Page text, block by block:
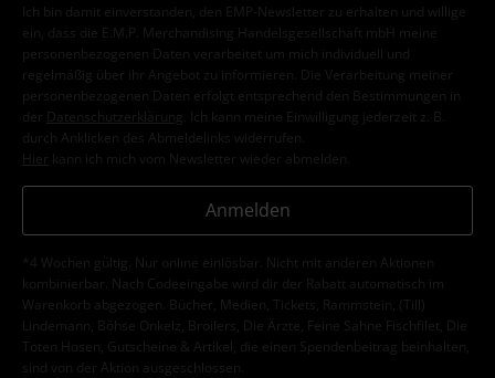
Ich bin damit einverstanden, den EMP-Newsletter zu erhalten und willige
ein, dass die E.M.P. Merchandising Handelsgesellschaft mbH meine
personenbezogenen Daten verarbeitet um mich individuell und
regelmäßig über ihr Angebot zu informieren. Die Verarbeitung meiner
personenbezogenen Daten erfolgt entsprechend den Bestimmungen in
der
Datenschutzerklärung
. Ich kann meine Einwilligung jederzeit z. B.
durch Anklicken des Abmeldelinks widerrufen.
Hier kann ich mich vom Newsletter wieder abmelden.
Anmelden
*4 Wochen gültig. Nur online einlösbar. Nicht mit anderen Aktionen
kombinierbar. Nach Codeeingabe wird dir der Rabatt automatisch im
Warenkorb abgezogen. Bücher, Medien, Tickets, Rammstein, (Till)
Lindemann, Böhse Onkelz, Broilers, Die Ärzte, Feine Sahne Fischfilet, Die
Toten Hosen, Gutscheine & Artikel, die einen Spendenbeitrag beinhalten,
sind von der Aktion ausgeschlossen.